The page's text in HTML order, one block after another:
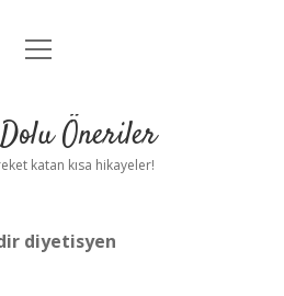
Anasayfa
Uyarı
menüyü
Öneriler
katan kısa hikayeler!
diyetisyen